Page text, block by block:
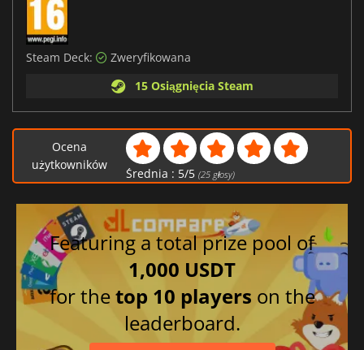
Steam Deck:
Zweryfikowana
15 Osiągnięcia Steam
Ocena
użytkowników
Średnia : 5/5 (25głosy)
Featuring a total prize pool of
1,000 USDT
for thetop 10 players on the
leaderboard.